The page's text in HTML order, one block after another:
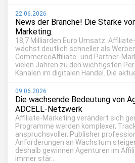
22.06.2026
News der Branche! Die Stärke
Marketing.
18,7 Milliarden Euro Umsatz:
wächst deutlich schneller als
CommerceAffiliate- und Partner-
vielen Jahren zu den wichtigsten
Kanälen im digitalen Handel. Die
09.06.2026
Die wachsende Bedeutung von
ADCELL-Netzwerk
Affiliate-Marketing verändert sich
Programme werden komplexer,
anspruchsvoller, Publisher
Anforderungen an Wachstum
deshalb gewinnen Agenturen im
immer stär...